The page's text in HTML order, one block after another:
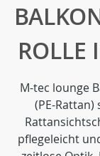
ROLLE
M-tec lounge
(PE-
pflegeleicht